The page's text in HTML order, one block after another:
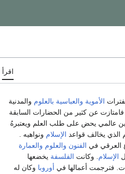
اقرأ
الأموية والعباسية بالعلوم والمدنية
عن كثير من الحضارات السابقة
عالمي يحض على طلب العلم ويعتبرهُ
الذي يخالف قواعد الإسلام ونواهيه .
العرقي في الفنون والعلوم والعمارة
الإسلام . وكانت الفلسفة يخضعها
فترجمت أعمالها في أوروبا وكان له